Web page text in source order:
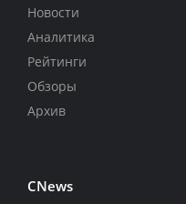
Новости
Аналитика
Рейтинги
Обзоры
Архив
CNews